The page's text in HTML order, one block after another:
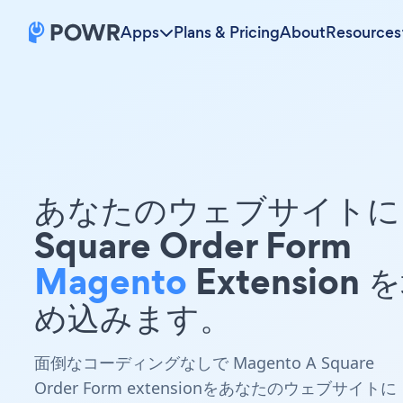
Apps Plans & PricingAboutResources
あなたのウェブサイト
Square Order Form
Magento Extension
め込みます。
面倒なコーディングなしで Magento A Square
Order Form extensionをあなたのウェブサイトに